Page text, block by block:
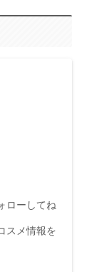
ローしてね
スメ情報を